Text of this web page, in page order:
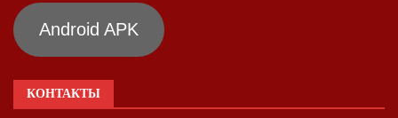
Android APK
КОНТАКТЫ